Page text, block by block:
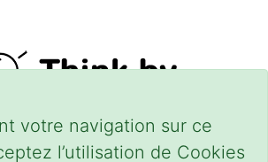
votre navigation sur ce
l’utilisation de Cookies